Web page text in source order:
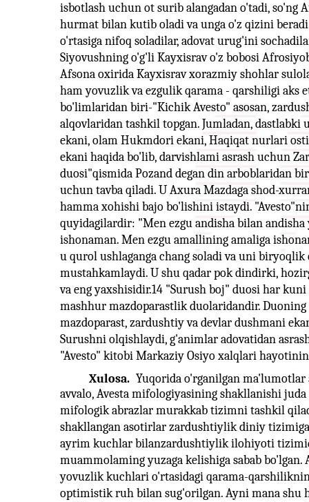
isbotlash uchun ot surib alangadan o'tadi,
hurmat bilan kutib oladi va unga o'z qizini
o'rtasiga nifoq soladilar, adovat urug'ini
Siyovushning o'g'li Kayxisrav o'z bobosi
Afsona oxirida Kayxisrav xorazmiy shohlar
ham yovuzlik va ezgulik qarama - qarshiligi aks
bo'limlaridan biri-"Kichik Avesto" asosan,
alqovlaridan tashkil topgan. Jumladan,
ekani, olam Hukmdori ekani, Haqiqat nurlari
ekani haqida bo'lib, darvishlami asrash uchun
duosi"qismida Pozand degan din arboblaridan
uchun tavba qiladi. U Axura Mazdaga shod-
hamma xohishi bajo bo'lishini istaydi.
quyidagilardir: "Men ezgu andisha bilan andisha
ishonaman. Men ezgu amallining amaliga
u qurol ushlaganga chang soladi va uni
mustahkamlaydi. U shu qadar pok dindirki,
va eng yaxshisidir.14 "Surush boj" duosi har
mashhur mazdoparastlik duolaridandir.
mazdoparast, zardushtiy va devlar dushmani
Surushni olqishlaydi, g'animlar adovatidan
"Avesto" kitobi Markaziy Osiyo xalqlari
Xulosa. Yuqorida o'rganilgan
avvalo, Avesta mifologiyasining shakllanishi
mifologik abrazlar murakkab tizimni tashkil
shakllangan asotirlar zardushtiylik diniy
ayrim kuchlar bilanzardushtiylik ilohiyoti
muammolaming yuzaga kelishiga sabab
yovuzlik kuchlari o'rtasidagi qarama-
optimistik ruh bilan sug'orilgan. Ayni mana